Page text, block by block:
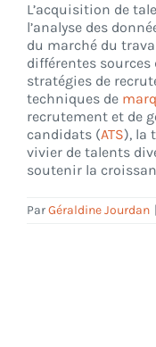
L’acquisition de
l’analyse des
du marché du
différentes
stratégies de
techniques de
recrutement et de
candidats (ATS), la
vivier de talents
soutenir la
ParGéraldine Jourdan |